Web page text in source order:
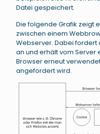
Datei gespeichert.
Die folgende Grafik zeigt
zwischen einem
Webserver. Dabei
an und erhält vom Server
Browser erneut
angefordert wird.